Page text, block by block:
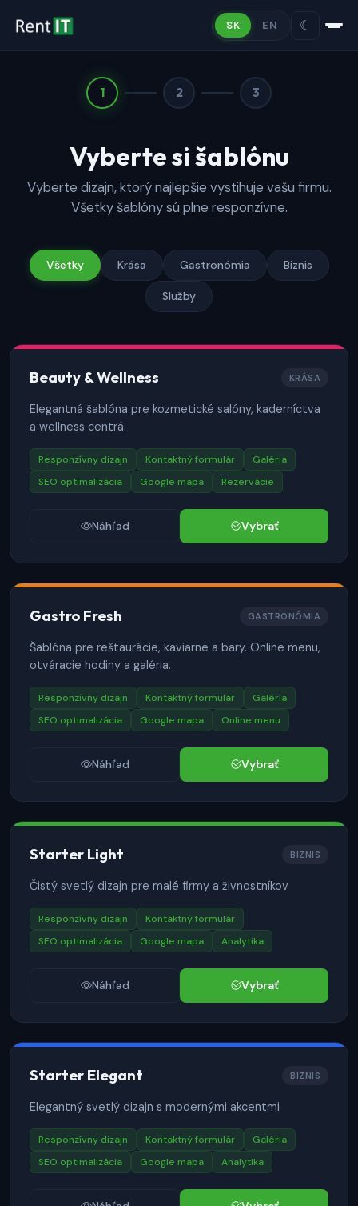
SK EN ☾
1 2 3
Vyberte si šablónu
Vyberte dizajn, ktorý najlepšie vystihuje vašu firmu.
Všetky šablóny sú plne responzívne.
Všetky Krása Gastronómia Biznis
Služby
Beauty & Wellness KRÁSA
Elegantná šablóna pre kozmetické salóny, kaderníctva
a wellness centrá.
Responzívny dizajn Kontaktný formulár
Galéria
SEO optimalizácia
Google mapa Rezervácie
Náhľad Vybrať
Gastro Fresh GASTRONÓMIA
Šablóna pre reštaurácie, kaviarne a bary. Online menu,
otváracie hodiny a galéria.
Responzívny dizajn Kontaktný formulár
Galéria
SEO optimalizácia
Google mapa Online menu
Náhľad Vybrať
Starter Light BIZNIS
Čistý svetlý dizajn pre malé firmy a živnostníkov
Responzívny dizajn
Kontaktný formulár
SEO optimalizácia
Google mapa Analytika
Náhľad Vybrať
Starter Elegant BIZNIS
Elegantný svetlý dizajn s modernými akcentmi
Responzívny dizajn Kontaktný formulár
Galéria
SEO optimalizácia
Google mapa Analytika